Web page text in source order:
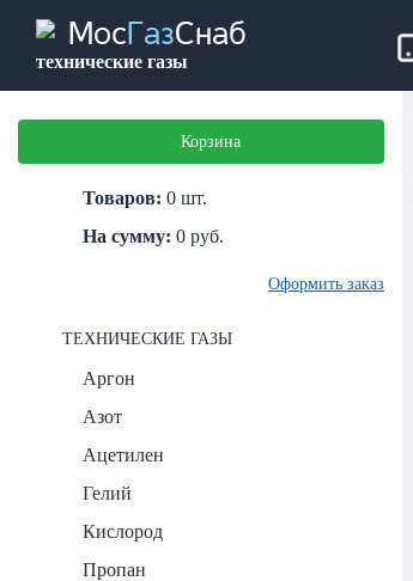
Мос ГазСнаб
технические газы
Корзина
Товаров: 0 шт.
На сумму: 0 руб.
Оформить заказ
ТЕХНИЧЕСКИЕ ГАЗЫ
Аргон
Азот
Ацетилен
Гелий
Кислород
Пропан